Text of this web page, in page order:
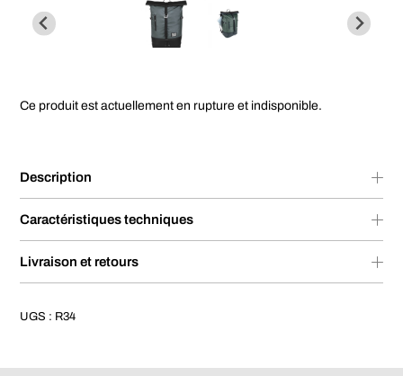
Ce produit est actuellement en rupture et indisponible.
Description
Caractéristiques techniques
Livraison et retours
UGS : R34